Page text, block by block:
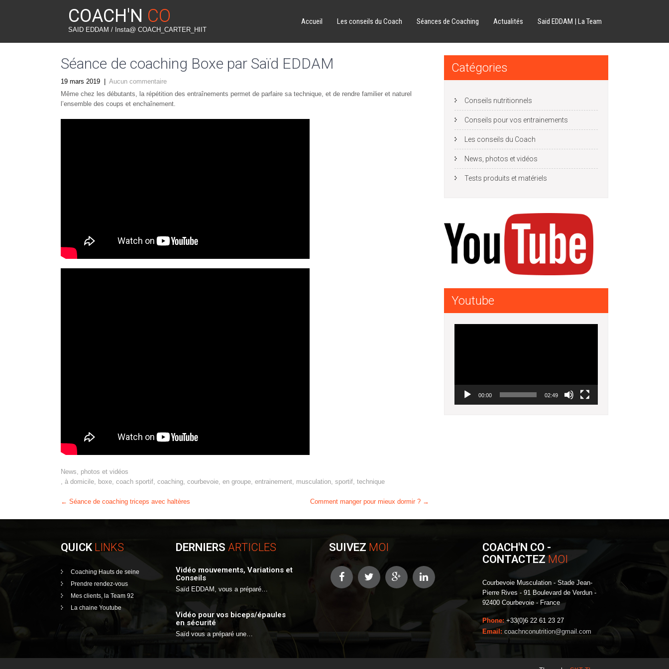
COACH'N CO
SAID EDDAM / Insta@ COACH_CARTER_HIIT
Accueil Les conseils du Coach Séances de Coaching Actualités Said EDDAM | La Team
Séance de coaching Boxe par Saïd EDDAM
19 mars 2019
Aucun commentaire
Même chez les débutants, la répétition des entraînements permet de parfaire sa technique, et de rendre familier et naturel
l’ensemble des coups et enchaînement.
News, photos et vidéos
, à domicile, boxe, coach sportif, coaching, courbevoie, en groupe, entrainement, musculation, sportif, technique
Post
← Séance de coaching triceps avec haltères Comment manger pour mieux dormir ? →
Catégories
Conseils nutritionnels
Conseils pour vos entrainements
Les conseils du Coach
News, photos et vidéos
Tests produits et matériels
Youtube
00:00 02:49
QUICK LINKS
Coaching Hauts de seine
Prendre rendez-vous
Mes clients, la Team 92
La chaine Youtube
DERNIERS ARTICLES
Vidéo mouvements, Variations et
Conseils
Saïd EDDAM, vous a préparé…
Vidéo pour vos biceps/épaules
en sécurité
Saïd vous a préparé une…
SUIVEZ MOI
COACH'N CO -
CONTACTEZMOI
Courbevoie Musculation - Stade Jean-
Pierre Rives - 91 Boulevard de Verdun -
92400 Courbevoie - France
Phone:+33(0)6 22 61 23 27
Email: coachnconutrition@gmail.com